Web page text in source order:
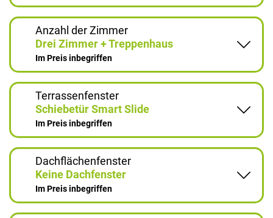
Anzahl der Zimmer
Drei Zimmer + Treppenhaus
Im Preis inbegriffen
Terrassenfenster
Schiebetür Smart Slide
Im Preis inbegriffen
Dachflächenfenster
Keine Dachfenster
Im Preis inbegriffen